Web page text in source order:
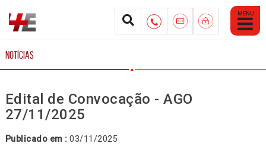
Abrir
Menu
Mobile
NOTÍCIAS
Edital de Convocação - AGO
27/11/2025
Publicado em : 03/11/2025